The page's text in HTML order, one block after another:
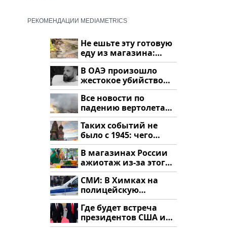
РЕКОМЕНДАЦИИ MEDIAMETRICS
Не ешьте эту готовую
еду из магазина:
список
В ОАЭ произошло
жестокое убийство
криптомиллионера
Все новости по
падению вертолета
на Кавказе: читать
здесь
Таких событий не
было с 1945: чего
ждать всем нам?
В магазинах России
ажиотаж из-за этого
продукта: что купить?
СМИ: В Химках на
полицейскую
машину напали и
подожгли.
Где будет встреча
президентов США и
России: Европа?